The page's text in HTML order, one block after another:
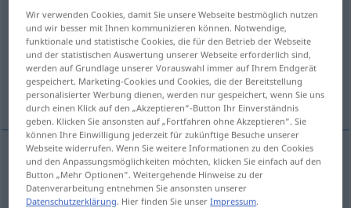
warum [vaˈrʊm]adv
Übersicht aller Übersetzungen
(Für mehr Details die Übersetzung anklicken/antippen)
niçin, neden, niye
niçin,neden,niye warum
Wir verwenden Cookies, damit Sie unsere Webseite bestmöglich nutzen
und wir besser mit Ihnen kommunizieren können. Notwendige,
funktionale und statistische Cookies, die für den Betrieb der Webseite
und der statistischen Auswertung unserer Webseite erforderlich sind,
werden auf Grundlage unserer Vorauswahl immer auf Ihrem Endgerät
gespeichert. Marketing-Cookies und Cookies, die der Bereitstellung
personalisierter Werbung dienen, werden nur gespeichert, wenn Sie uns
durch einen Klick auf den „Akzeptieren“-Button Ihr Einverständnis
geben. Klicken Sie ansonsten auf „Fortfahren ohne Akzeptieren“. Sie
können Ihre Einwilligung jederzeit für zukünftige Besuche unserer
Webseite widerrufen. Wenn Sie weitere Informationen zu den Cookies
und den Anpassungsmöglichkeiten möchten, klicken Sie einfach auf den
Button „Mehr Optionen“. Weitergehende Hinweise zu der
Datenverarbeitung entnehmen Sie ansonsten unserer
Datenschutzerklärung. Hier finden Sie unserImpressum.